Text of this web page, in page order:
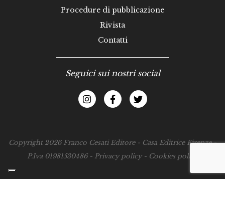
Procedure di pubblicazione
Rivista
Contatti
Seguici sui nostri social
Copyright 2026 Franco Cesati Editore - Casa Editrice Firenze -
P.Iva 01981530486 - Privacy policy- Cookies policy